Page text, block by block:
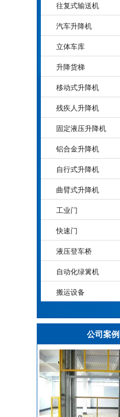
往复式输送机
汽车升降机
立体车库
升降货梯
移动式升降机
残疾人升降机
固定液压升降机
铝合金升降机
自行式升降机
曲臂式升降机
工业门
快速门
液压登车桥
自动化绿篱机
搬运设备
公司案例